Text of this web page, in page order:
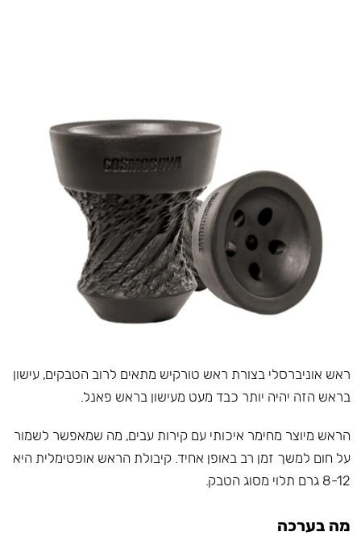
ראש אוניברסלי בצורת ראש טורקיש מתאים לרוב הטבקים, עישון
בראש הזה יהיה יותר כבד מעט מעישון בראש פאנל.
הראש מיוצר מחימר איכותי עם קירות עבים, מה שמאפשר לשמור
על חום למשך זמן רב באופן אחיד. קיבולת הראש אופטימלית היא
8-12 גרם תלוי מסוג הטבק.
מה בערכה